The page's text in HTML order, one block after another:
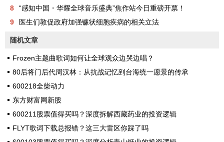
8
“感知中国・华耀全球音乐盛典”焦作站今日重磅开票！
9
医生们敦促政府加强镰状细胞疾病的相关立法
随机文章
Frozen主题曲歌词如何让全球观众边哭边唱？
80后将门后代周汉林：从抗战记忆到台海统一愿景的传承
600218全柴动力
东方财富网新股
600211股票值得买吗？深度拆解西藏药业的投资逻辑
FLYT歌词下载总报错？这三大雷区你踩了吗